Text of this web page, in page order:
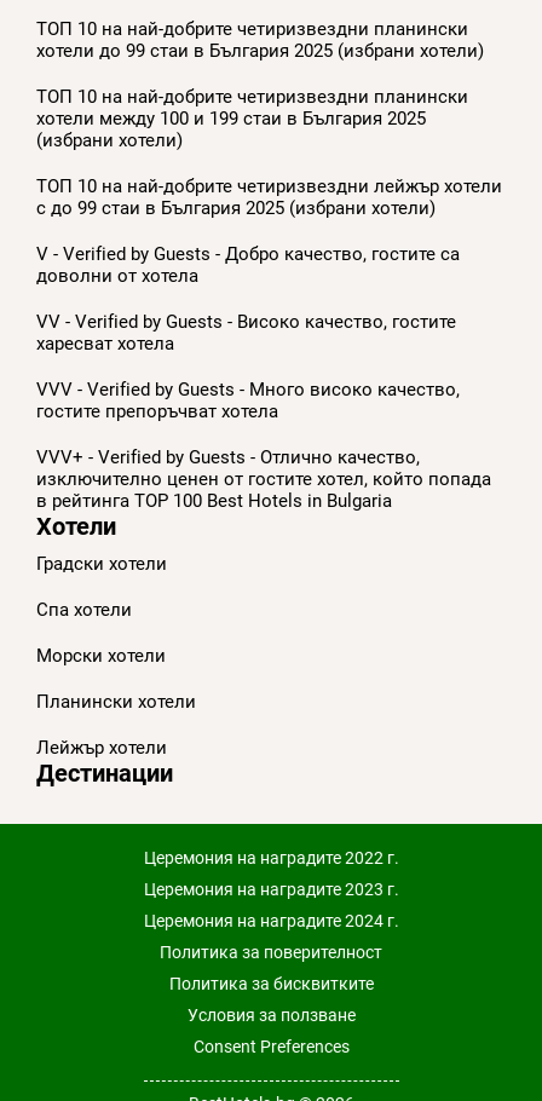
ТОП 10 на най-добрите четиризвездни планински
хотели до 99 стаи в България 2025 (избрани хотели)
ТОП 10 на най-добрите четиризвездни планински
хотели между 100 и 199 стаи в България 2025
(избрани хотели)
ТОП 10 на най-добрите четиризвездни лейжър хотели
с до 99 стаи в България 2025 (избрани хотели)
V - Verified by Guests - Добро качество, гостите са
доволни от хотела
VV - Verified by Guests - Високо качество, гостите
харесват хотела
VVV - Verified by Guests - Много високо качество,
гостите препоръчват хотела
VVV+ - Verified by Guests - Отлично качество,
изключително ценен от гостите хотел, който попада
в рейтинга TOP 100 Best Hotels in Bulgaria
Хотели
Градски хотели
Спа хотели
Морски хотели
Планински хотели
Лейжър хотели
Дестинации
Церемония на наградите 2022 г.
Церемония на наградите 2023 г.
Церемония на наградите 2024 г.
Политика за поверителност
Политика за бисквитките
Условия за ползване
Consent Preferences